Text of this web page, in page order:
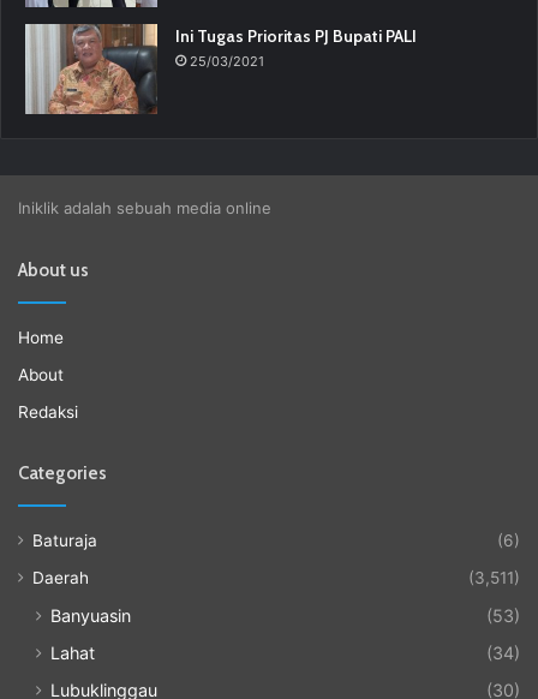
Ini Tugas Prioritas PJ Bupati PALI
25/03/2021
Iniklik adalah sebuah media online
About us
Home
About
Redaksi
Categories
Baturaja
(6)
Daerah
(3,511)
Banyuasin
(53)
Lahat
(34)
Lubuklinggau
(30)